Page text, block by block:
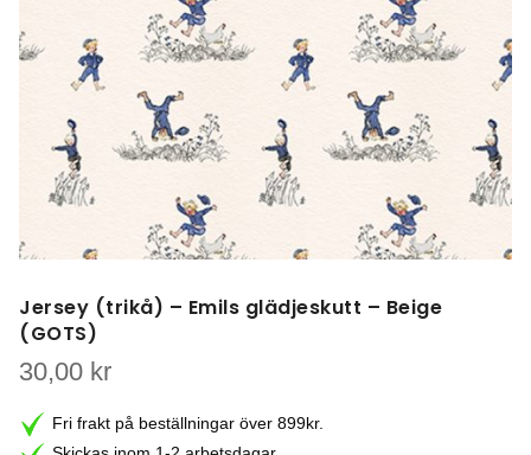
Jersey (trikå) – Emils glädjeskutt – Beige
(GOTS)
30,00 kr
Fri frakt på beställningar över 899kr.